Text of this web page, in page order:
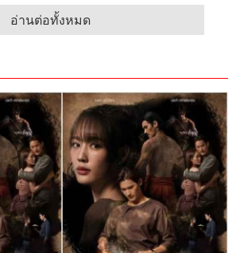
อ่านต่อทั้งหมด